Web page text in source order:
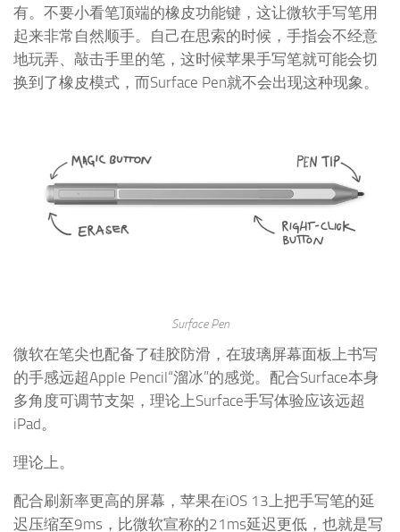
有。不要小看笔顶端的橡皮功能键，这让微软手写笔用
起来非常自然顺手。自己在思索的时候，手指会不经意
地玩弄、敲击手里的笔，这时候苹果手写笔就可能会切
换到了橡皮模式，而Surface Pen就不会出现这种现象。
Surface Pen
微软在笔尖也配备了硅胶防滑，在玻璃屏幕面板上书写
的手感远超Apple Pencil“溜冰”的感觉。配合Surface本身
多角度可调节支架，理论上Surface手写体验应该远超
iPad。
理论上。
配合刷新率更高的屏幕，苹果在iOS 13上把手写笔的延
迟压缩至9ms，比微软宣称的21ms延迟更低，也就是写